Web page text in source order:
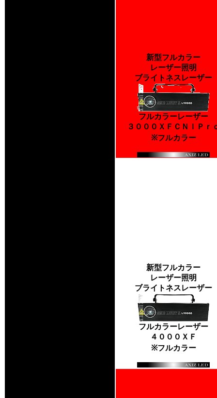
新型フルカラー
レーザー照明
ブライトネスレーザー
フルカラーレーザー
３０００ＸＦＣＮＩＰｒ
※フルカラー
新型フルカラー
レーザー照明
ブライトネスレーザー
フルカラーレーザー
４０００ＸＦ
※フルカラー